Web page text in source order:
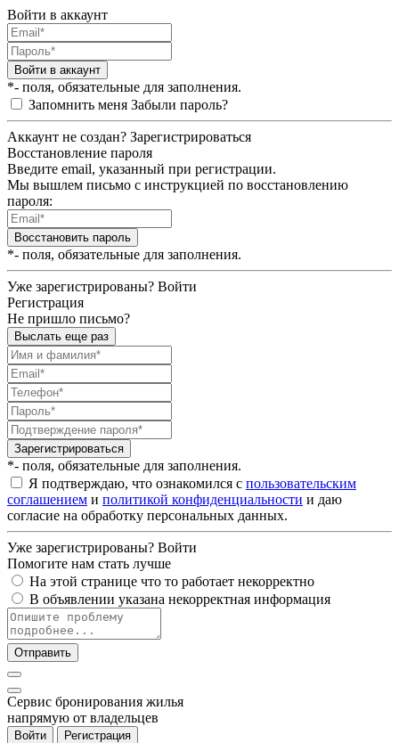
Войти в аккаунт
Войти в аккаунт
*- поля, обязательные для заполнения.
Запомнить меня Забыли пароль?
Аккаунт не создан? Зарегистрироваться
Восстановление пароля
Введите email, указанный при регистрации.
Мы вышлем письмо с инструкцией по восстановлению
пароля:
Восстановить пароль
*- поля, обязательные для заполнения.
Уже зарегистрированы? Войти
Регистрация
Не пришло письмо?
Выслать еще раз
Зарегистрироваться
*- поля, обязательные для заполнения.
Я подтверждаю, что ознакомился с пользовательским
соглашением и политикой конфиденциальности и даю
согласие на обработку персональных данных.
Уже зарегистрированы? Войти
Помогите нам стать лучше
На этой странице что то работает некорректно
В объявлении указана некорректная информация
Отправить
Cервис бронирования жилья
напрямую от владельцев
Войти
Регистрация